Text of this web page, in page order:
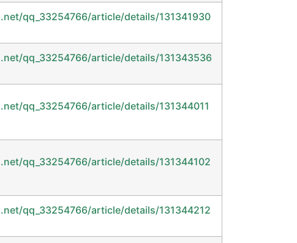
qq_33254766/article/details/131341930
qq_33254766/article/details/131343536
qq_33254766/article/details/131344011
qq_33254766/article/details/131344102
qq_33254766/article/details/131344212